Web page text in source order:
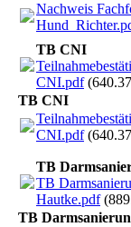
Nachweis
TB CNI
CNI.pdf
TB CNI
CNI.pdf
TB
TB
Hautke.pdf
TB